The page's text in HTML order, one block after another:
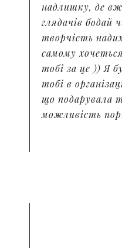
надлишку, де
глядачів бодай
творчість
самому
тобі за це )) Я
тобі в
що подарувала
можливість